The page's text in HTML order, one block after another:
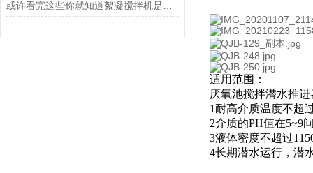
适用范围：
厌氧池搅拌潜水推
1耐高介质温度不超
2介质的PH值在5~9
3液体密度不超过
4长期潜水运行，潜